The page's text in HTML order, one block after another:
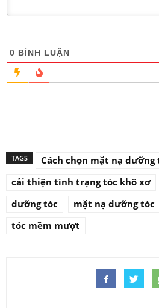
0 BÌNH LUẬN
TAGS
Cách chọn mặt nạ dưỡng
cải thiện tình trạng tóc khô xơ
dưỡng tóc
mặt nạ dưỡng tóc
tóc mềm mượt